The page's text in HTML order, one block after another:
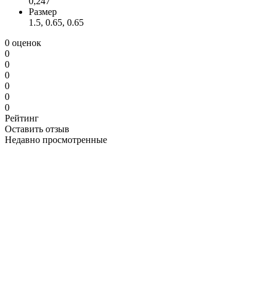
Размер
1.5, 0.65, 0.65
0 оценок
0
0
0
0
0
0
Рейтинг
Оставить отзыв
Недавно просмотренные